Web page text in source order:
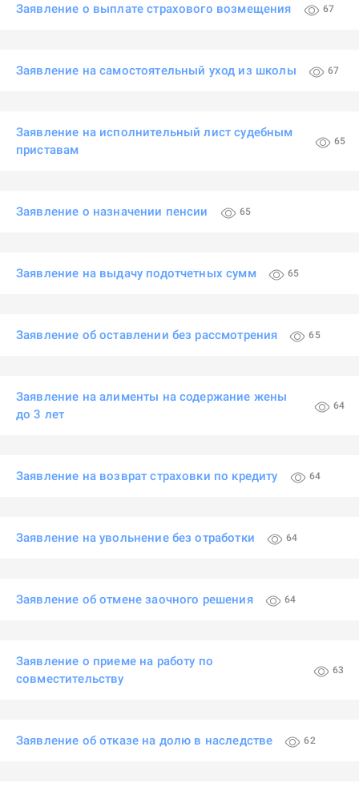
Заявление о выплате страхового возмещения 67
Заявление на самостоятельный уход из школы 67
Заявление на исполнительный лист судебным
приставам
65
Заявление о назначении пенсии 65
Заявление на выдачу подотчетных сумм 65
Заявление об оставлении без рассмотрения 65
Заявление на алименты на содержание жены
до 3 лет
64
Заявление на возврат страховки по кредиту 64
Заявление на увольнение без отработки 64
Заявление об отмене заочного решения 64
Заявление о приеме на работу по
совместительству
63
Заявление об отказе на долю в наследстве 62